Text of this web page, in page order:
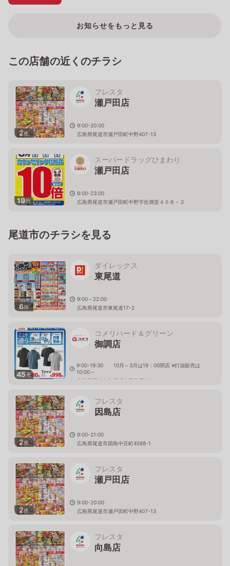
お知らせをもっと見る
この店舗の近くのチラシ
2枚
フレスタ
瀬戸田店
9:00-20:00
広島県尾道市瀬戸田町中野407-13
19枚
スーパードラッグひまわり
瀬戸田店
8:00-23:00
広島県尾道市瀬戸田町中野字佐満堂４０８－２
尾道市のチラシを見る
6枚
ダイレックス
東尾道
9:00～22:00
広島県尾道市東尾道17-2
45枚
コメリハード＆グリーン
御調店
9:00-19:30 10月～3月は19：00閉店 ※灯油販売は
10:00～
広島県尾道市御調町本字柳原651-1
2枚
フレスタ
因島店
9:00-21:00
広島県尾道市因島中庄町4588-1
2枚
フレスタ
瀬戸田店
9:00-20:00
広島県尾道市瀬戸田町中野407-13
フレスタ
向島店